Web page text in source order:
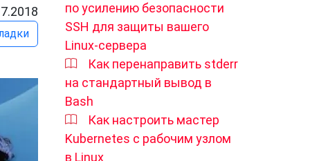
по усилению безопасности
SSH для защиты вашего
Linux-сервера
Как перенаправить stderr
на стандартный вывод в
Bash
Как настроить мастер
Kubernetes с рабочим узлом
в Linux